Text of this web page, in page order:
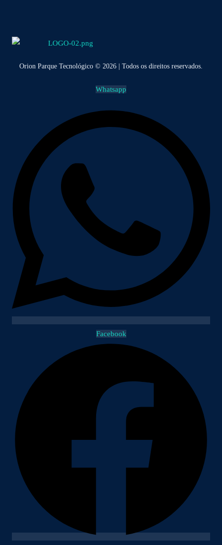
Orion Parque Tecnológico © 2026 | Todos os direitos reservados.
Whatsapp
Facebook